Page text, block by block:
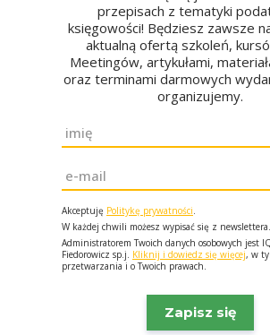
przepisach z tematyki
księgowości! Będziesz zawsze
aktualną ofertą szkoleń,
Meetingów, artykułami,
oraz terminami darmowych
organizujemy.
Imię
*
Email
*
Akceptuję Politykę prywatności.
W każdej chwili możesz wypisać się z newslettera.
Administratorem Twoich danych osobowych jest
Fiedorowicz sp.j. Kliknij i dowiedz się więcej, w
przetwarzania i o Twoich prawach.